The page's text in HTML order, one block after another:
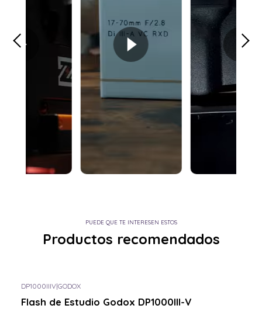
PUEDE QUE TE INTERESEN ESTOS
Productos recomendados
DP1000IIIV|GODOX
Flash de Estudio Godox DP1000III-V